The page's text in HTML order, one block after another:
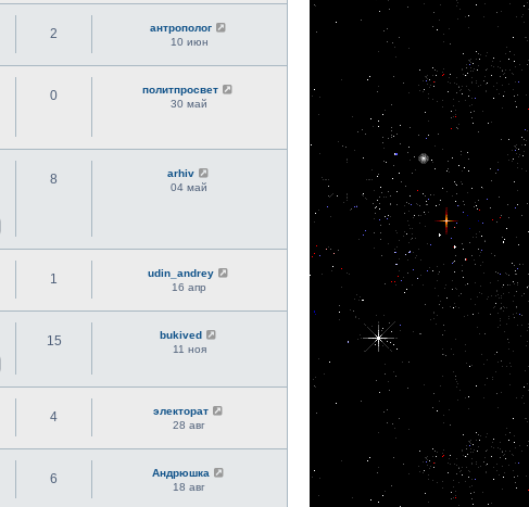
2
антрополог
10 июн
0
политпросвет
30 май
8
arhiv
04 май
1
udin_andrey
16 апр
15
bukived
11 ноя
4
электорат
28 авг
6
Андрюшка
18 авг